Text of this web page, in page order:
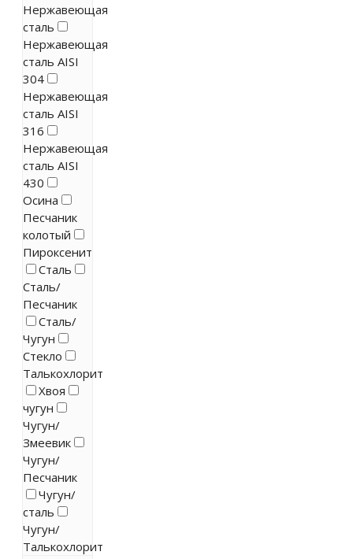
Нержавеющая
сталь
Нержавеющая
сталь AISI
304
Нержавеющая
сталь AISI
316
Нержавеющая
сталь AISI
430
Осина
Песчаник
колотый
Пироксенит
Сталь
Сталь/
Песчаник
Сталь/
Чугун
Стекло
Талькохлорит
Хвоя
чугун
Чугун/
Змеевик
Чугун/
Песчаник
Чугун/
сталь
Чугун/
Талькохлорит